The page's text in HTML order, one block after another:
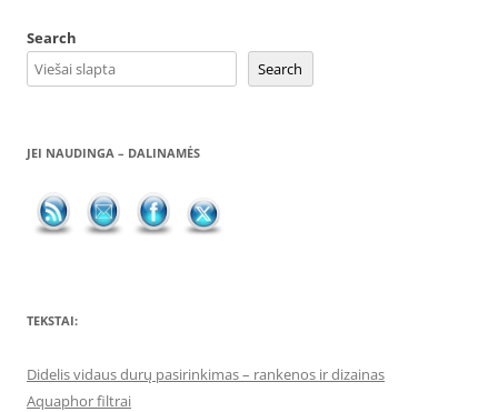
Search
Search
JEI NAUDINGA – DALINAMĖS
TEKSTAI:
Didelis vidaus durų pasirinkimas – rankenos ir dizainas
Aquaphor filtrai